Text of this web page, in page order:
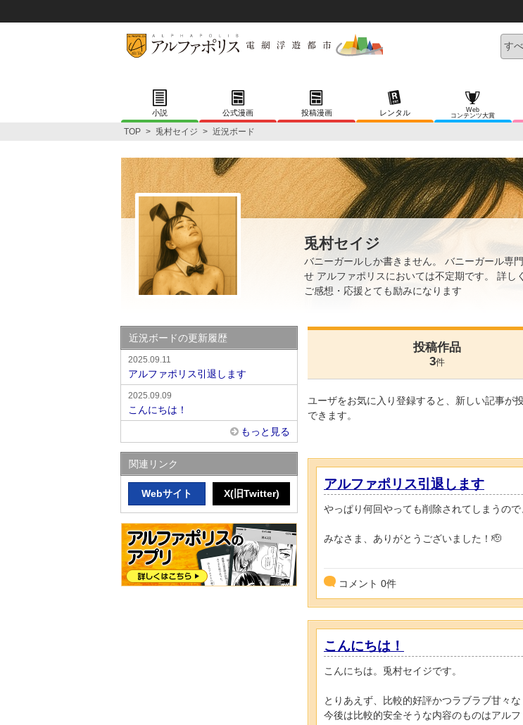
小説 公式漫画 投稿漫画 レンタル
Web
コンテンツ大賞
TOP > 兎村セイジ > 近況ボード
兎村セイジ
バニーガールしか書きません。 バニーガール
せ アルファポリスにおいては不定期です。 詳し
ご感想・応援とても励みになります
投稿作品
3件
ユーザをお気に入り登録すると、新しい記事が
できます。
アルファポリス引退します
やっぱり何回やっても削除されてしまうの
みなさま、ありがとうございました！🫡
コメント 0件
こんにちは！
こんにちは。兎村セイジです。
とりあえず、比較的好評かつラブラブ甘々
今後は比較的安全そうな内容のものはアルフ
近況ボードの更新履歴
2025.09.11
アルファポリス引退します
2025.09.09
こんにちは！
もっと見る
関連リンク
Webサイト X(旧Twitter)